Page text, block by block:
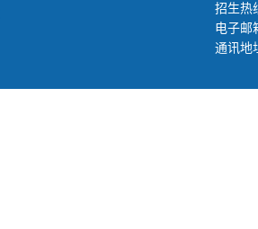
招生热
电子邮
通讯地